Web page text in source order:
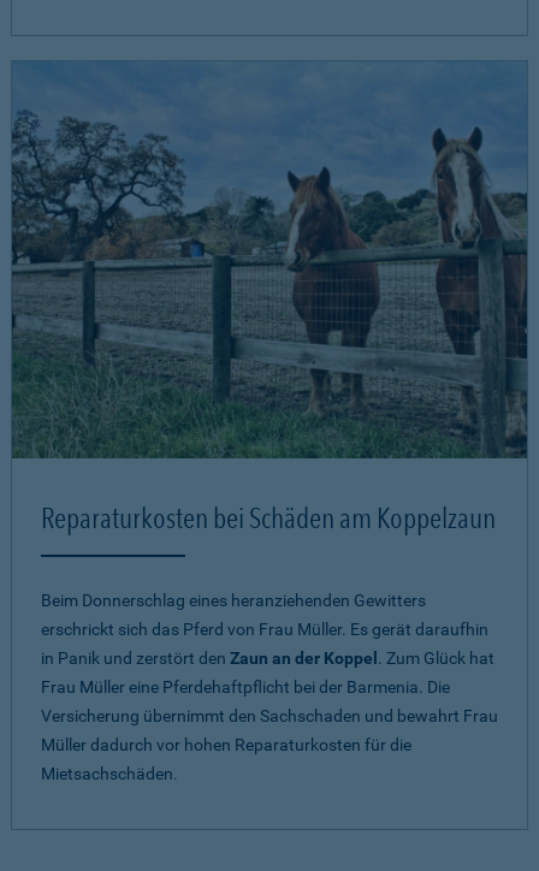
Reparaturkosten bei Schäden am Koppelzaun
Beim Donnerschlag eines heranziehenden Gewitters
erschrickt sich das Pferd von Frau Müller. Es gerät daraufhin
in Panik und zerstört den Zaun an der Koppel . Zum Glück hat
Frau Müller eine Pferdehaftpflicht bei der Barmenia. Die
Versicherung übernimmt den Sachschaden und bewahrt Frau
Müller dadurch vor hohen Reparaturkosten für die
Mietsachschäden.